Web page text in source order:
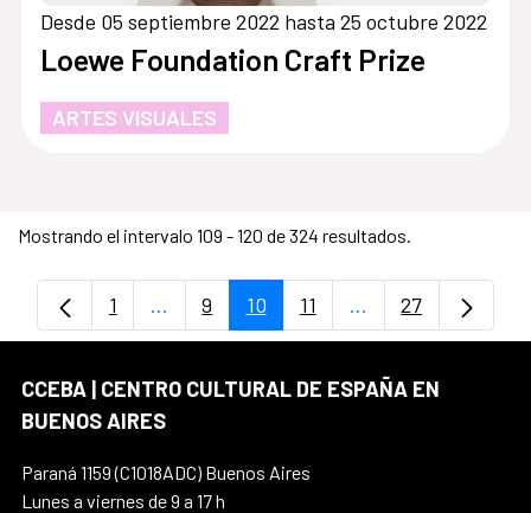
Desde 05 septiembre 2022 hasta 25 octubre 2022
Loewe Foundation Craft Prize
ARTES VISUALES
Mostrando el intervalo 109 - 120 de 324 resultados.
Página
1 ...Páginas intermedias Use TAB para
Página
9 Página
10 Página
11 ...PáginasPágina
27
CCEBA | CENTRO CULTURAL DE ESPAÑA EN
BUENOS AIRES
Paraná 1159 (C1018ADC) Buenos Aires
Lunes a viernes de 9 a 17 h